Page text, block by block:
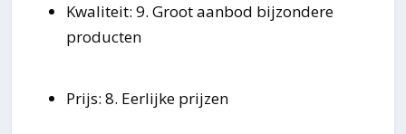
Kwaliteit: 9. Groot aanbod bijzondere
producten
Prijs: 8. Eerlijke prijzen